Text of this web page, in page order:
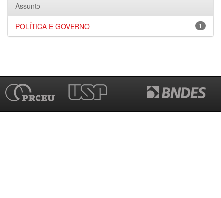
Assunto
1
POLÍTICA E GOVERNO